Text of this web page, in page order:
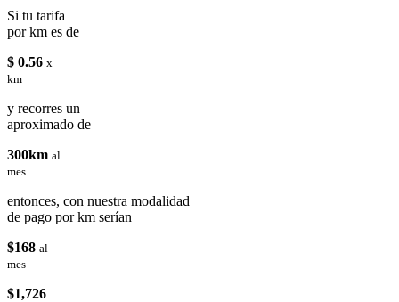
Si tu tarifa
por km es de
$ 0.56 x
km
y recorres un
aproximado de
300km al
mes
entonces, con nuestra modalidad
de pago por km serían
$168 al
mes
$1,726